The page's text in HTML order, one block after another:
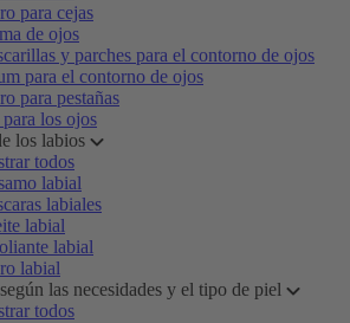
para cejas
de ojos
y parches para el contorno de ojos
para el contorno de ojos
para pestañas
los ojos
los labios
todos
labial
labiales
labial
labial
labial
las necesidades y el tipo de piel
todos